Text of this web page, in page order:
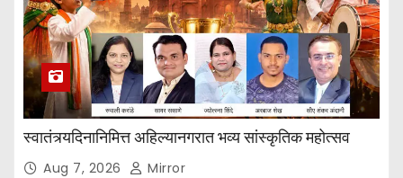
स्वातंत्र्यदिनानिमित्त अहिल्यानगरात भव्य सांस्कृतिक महोत्सव
Aug 7, 2026 Mirror